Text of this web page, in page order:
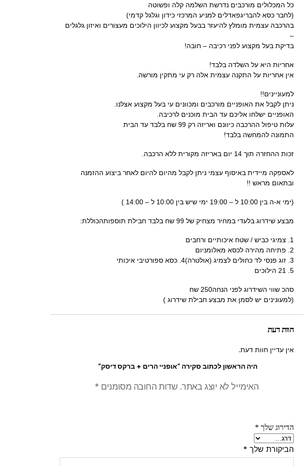
כל המכלולים מורכבים נדרשת השלמה קלה ופשוטה
(לחבר כסא להבריגפאדלים למניע המרכזי כידון וגלגל קדמי)
בהרכבה עצמית מומלץ להיעזר בבעל מקצוע לכיוון הילוכים מעצורים ואיזון גלגלים
–
בדיקת בעל מקצוע לפני רכיבה – חובה!
אחריות היא על השלדה בלבד!
אין אחריות על התקנה עצמית אלה רק עי מתקין מורשה.
למעוניינים!!
ניתן לקבל את האופניים מורכבים ומכוונים עי בעל מקצוע אצלנו.
האופניים ישלחו אליכם עד הבית מוכנים לרכיבה.
עלות טיפול ההרכבה כיוונם ואריזה רק 99 שח בלבד עד הבית
התמונה להמחשה בלבד!
זכות ההחזרה תוך 14 יום באריזה מקורית ללא הרכבה.
לאספקה מיידית באיסוף עצמי ניתן לקבל מהיום להיום לאחר ביצוע ההזמנה
ובתאום מראש !!
(ימי א-ה בין 10:00 ל – 19:00 ימי שיש בין 10:00 ל – 14:00 )
מבצע שידרוג בלעדי במחיר מצחיק של 99 שח בלבד חבילת תוספותהכוללת:
1. צמיגי כביש / שטח איכותיים ורחבים
2. פתיחה מהירה לכסא מאלומניום
3. זוג פנסי לד כחולים לצמיג (אולטרה)4. כסא ספורטיבי איכותי
5. 21 הילוכים
סהכ שווי השידרוג לפני הנחה250 שח
(למעונינים יש לסמן את מבצע חבילת שידרוג )
חוות דעת
אין עדיין חוות דעת.
היה הראשון לכתוב סקירה “אופניי הרים + ברקס דיסק”
האימייל לא יוצג באתר. שדות החובה מסומנים *
הדירוג שלך *
הביקורת שלך *